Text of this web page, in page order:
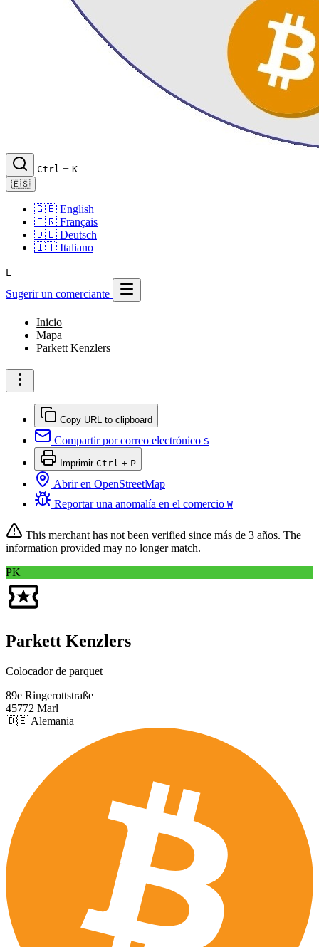
Ctrl + K
🇪🇸
🇬🇧 English
🇫🇷 Français
🇩🇪 Deutsch
🇮🇹 Italiano
L
Sugerir un comerciante
Inicio
Mapa
Parkett Kenzlers
Copy URL to clipboard
Compartir por correo electrónico S
Imprimir Ctrl + P
Abrir en OpenStreetMap
Reportar una anomalía en el comercio W
This merchant has not been verified since más de 3 años. The
information provided may no longer match.
PK
Parkett Kenzlers
Colocador de parquet
89e Ringerottstraße
45772 Marl
🇩🇪 Alemania